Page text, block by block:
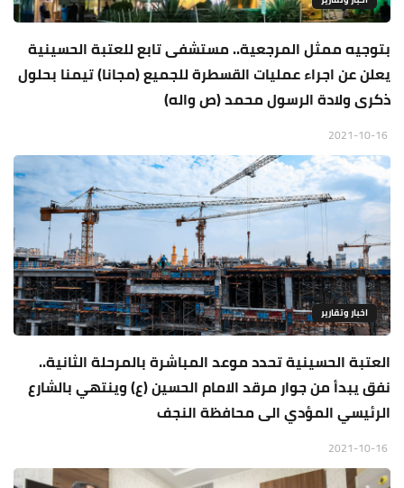
بتوجيه ممثل المرجعية.. مستشفى تابع للعتبة الحسينية
يعلن عن اجراء عمليات القسطرة للجميع (مجانا) تيمنا بحلول
ذكرى ولادة الرسول محمد (ص واله)
اخبار وتقارير
العتبة الحسينية تحدد موعد المباشرة بالمرحلة الثانية..
نفق يبدأ من جوار مرقد الامام الحسين (ع) وينتهي بالشارع
الرئيسي المؤدي الى محافظة النجف